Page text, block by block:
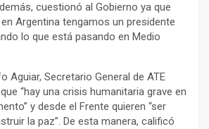
cuestionó al Gobierno ya que
Argentina tengamos un presidente
lo que está pasando en Medio
Aguiar, Secretario General de ATE
“hay una crisis humanitaria grave en
y desde el Frente quieren “ser
la paz”. De esta manera, calificó